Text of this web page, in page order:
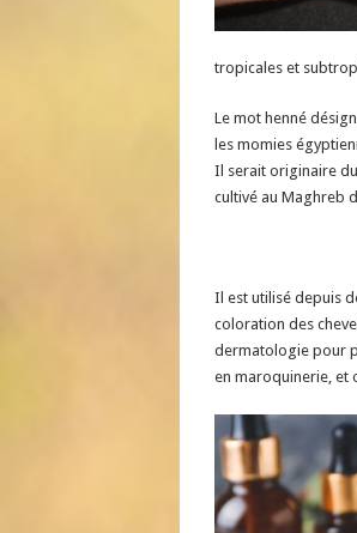
tropicales et
Le mot henné
les momies
Il serait originaire
cultivé au Maghreb
Il est utilisé depuis
coloration des
dermatologie pour
en maroquinerie, et